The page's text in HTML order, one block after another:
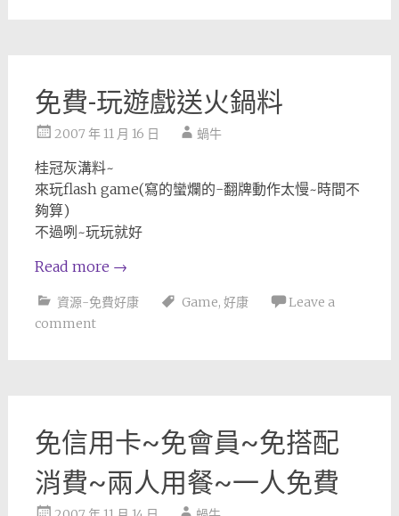
免費-玩遊戲送火鍋料
2007 年 11 月 16 日 蝸牛
桂冠灰溝料~
來玩flash game(寫的蠻爛的-翻牌動作太慢~時間不
夠算)
不過咧~玩玩就好
Read more →
資源-免費好康 Game, 好康
Leave a
comment
免信用卡~免會員~免搭配
消費~兩人用餐~一人免費